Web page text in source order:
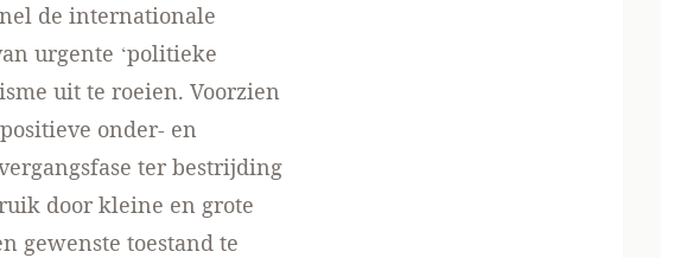
de internationale
urgente ‘politieke
uit te roeien. Voorzien
onder- en
ter bestrijding
door kleine en grote
gewenste toestand te